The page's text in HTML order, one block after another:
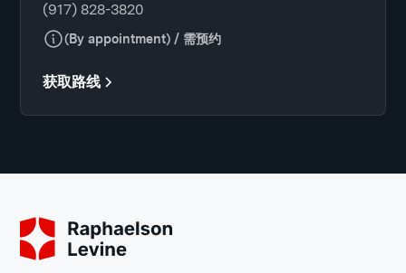
(917) 828-3820
(By appointment) / 需预约
获取路线